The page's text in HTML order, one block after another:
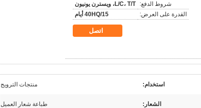
شروط الدفع:
L/C، T/T، ويسترن يونيون
القدرة على العرض:
40HQ/15 أيام
اتصل
استخدام: منتجات الترويج
الشعار: طباعة شعار العميل